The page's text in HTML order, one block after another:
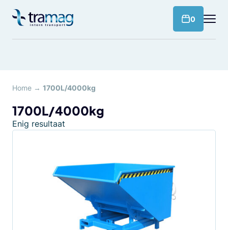
naar
0
Home → 1700L/4000kg
1700L/4000kg
Enig resultaat